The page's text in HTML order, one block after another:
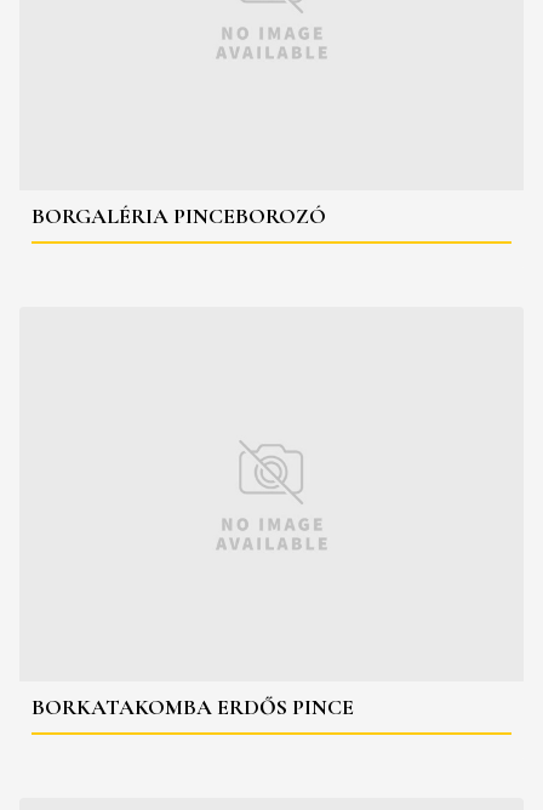
BORGALÉRIA PINCEBOROZÓ
BORKATAKOMBA ERDŐS PINCE